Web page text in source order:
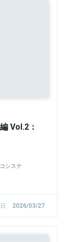
Vol.2：
システ
2026/03/27